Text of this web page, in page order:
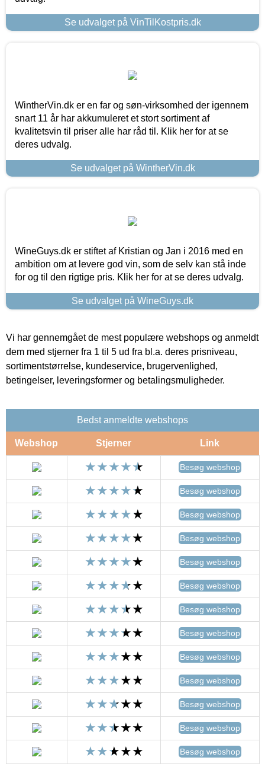
Se udvalget på VinTilKostpris.dk
WintherVin.dk er en far og søn-virksomhed der igennem
snart 11 år har akkumuleret et stort sortiment af
kvalitetsvin til priser alle har råd til. Klik her for at se
deres udvalg.
Se udvalget på WintherVin.dk
WineGuys.dk er stiftet af Kristian og Jan i 2016 med en
ambition om at levere god vin, som de selv kan stå inde
for og til den rigtige pris. Klik her for at se deres udvalg.
Se udvalget på WineGuys.dk
Vi har gennemgået de mest populære webshops og anmeldt
dem med stjerner fra 1 til 5 ud fra bl.a. deres prisniveau,
sortimentstørrelse, kundeservice, brugervenlighed,
betingelser, leveringsformer og betalingsmuligheder.
Bedst anmeldte webshops
Webshop Stjerner Link
Besøg webshop
Besøg webshop
Besøg webshop
Besøg webshop
Besøg webshop
Besøg webshop
Besøg webshop
Besøg webshop
Besøg webshop
Besøg webshop
Besøg webshop
Besøg webshop
Besøg webshop